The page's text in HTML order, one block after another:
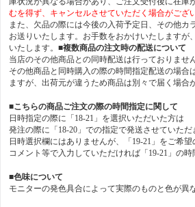
むを得ず、キャンセルさせていただく場合がござ
また、欠品の際には今後の入荷予定日、その他カ
お送りいたします。お手数をおかけいたしますが
いたします。 ■複数商品の注文時の配送について
当店のその他商品との同時配送は行っておりません
その他商品と同時購入の際の時間指定配送の場合
ますが、出荷元が違うため商品は別々で届く場合
■こちらの商品ご注文の際の時間指定に関して
日時指定の際に「18-21」を選択いただいた方は
発注の際に「18-20」での指定で発送させていただ
日時選択欄にはありませんが、「19-21」をご希望
コメント等で入力していただければ「19-21」の時
■色味について
モニターの発色具合によって実際のものと色が異